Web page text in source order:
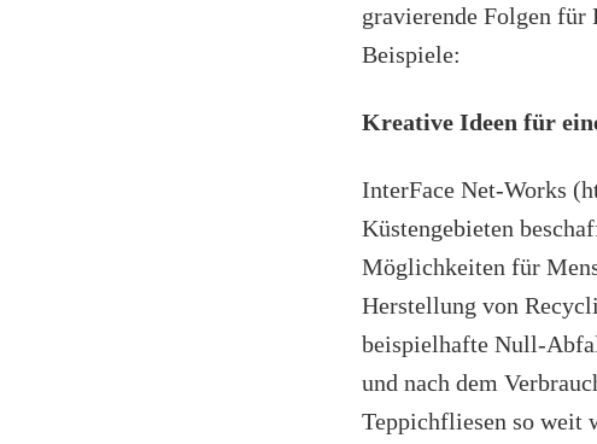
gravierende Folgen für
Beispiele:
Kreative Ideen für
InterFace Net-Works
Küstengebieten
Möglichkeiten für
Herstellung von
beispielhafte Null-
und nach dem
Teppichfliesen so weit